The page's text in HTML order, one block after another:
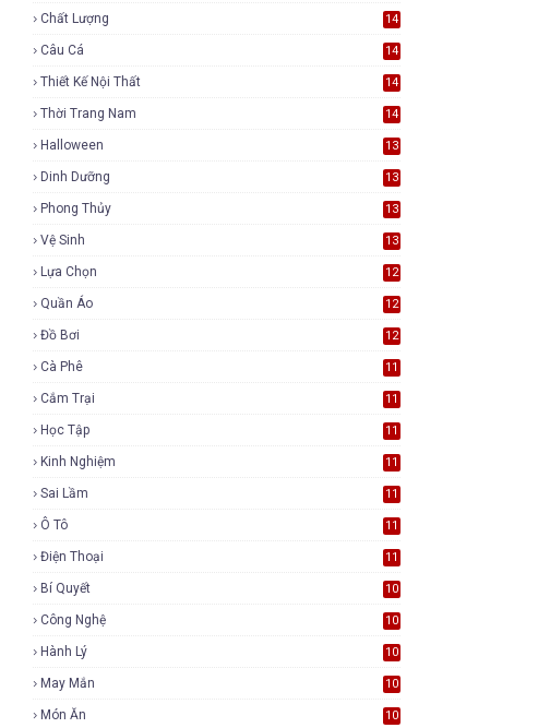
Chất Lượng 14
Câu Cá 14
Thiết Kế Nội Thất 14
Thời Trang Nam 14
Halloween 13
Dinh Dưỡng 13
Phong Thủy 13
Vệ Sinh 13
Lựa Chọn 12
Quần Áo 12
Đồ Bơi 12
Cà Phê 11
Cắm Trại 11
Học Tập 11
Kinh Nghiệm 11
Sai Lầm 11
Ô Tô 11
Điện Thoại 11
Bí Quyết 10
Công Nghệ 10
Hành Lý 10
May Mắn 10
Món Ăn 10